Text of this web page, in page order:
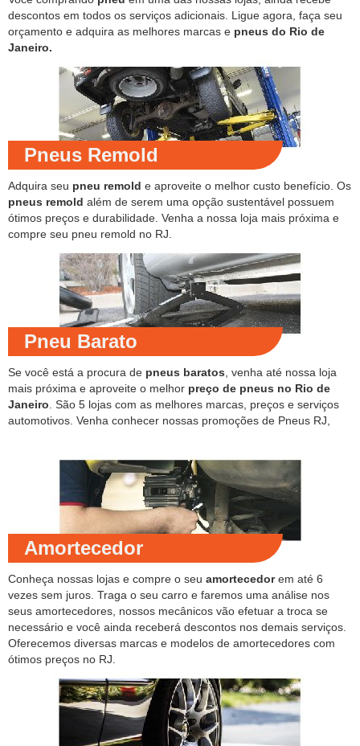
descontos em todos os serviços adicionais. Ligue agora, faça seu
orçamento e adquira as melhores marcas e pneus do Rio de
Janeiro.
Pneus Remold
Adquira seu pneu remold e aproveite o melhor custo benefício. Os
pneus remold além de serem uma opção sustentável possuem
ótimos preços e durabilidade. Venha a nossa loja mais próxima e
compre seu pneu remold no RJ.
Pneu Barato
Se você está a procura de pneus baratos , venha até nossa loja
mais próxima e aproveite o melhor preço de pneus no Rio de
Janeiro . São 5 lojas com as melhores marcas, preços e serviços
automotivos. Venha conhecer nossas promoções de Pneus RJ,
Amortecedor
Conheça nossas lojas e compre o seu amortecedorem até 6
vezes sem juros. Traga o seu carro e faremos uma análise nos
seus amortecedores, nossos mecânicos vão efetuar a troca se
necessário e você ainda receberá descontos nos demais serviços.
Oferecemos diversas marcas e modelos de amortecedores com
ótimos preços no RJ.